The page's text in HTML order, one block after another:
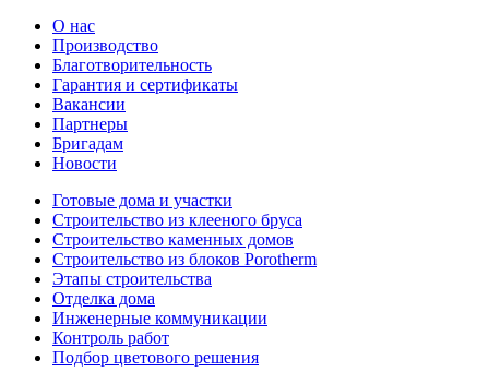
О нас
Производство
Благотворительность
Гарантия и сертификаты
Вакансии
Партнеры
Бригадам
Новости
Готовые дома и участки
Строительство из клееного бруса
Строительство каменных домов
Строительство из блоков Porotherm
Этапы строительства
Отделка дома
Инженерные коммуникации
Контроль работ
Подбор цветового решения